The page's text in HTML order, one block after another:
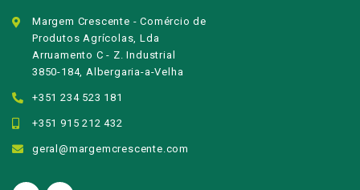
Margem Crescente - Comércio de
Produtos Agrícolas, Lda
Arruamento C - Z. Industrial
3850-184, Albergaria-a-Velha
+351 234 523 181
+351 915 212 432
geral@margemcrescente.com